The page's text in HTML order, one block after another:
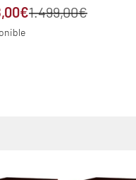
vente
Prix normal
1.499,00€